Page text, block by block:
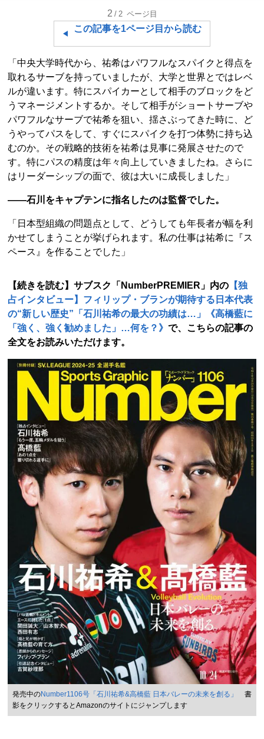
2 /2 ページ目
この記事を1ページ目から読む
「中央大学時代から、祐希はパワフルなスパイクと得点を
取れるサーブを持っていましたが、大学と世界とではレベ
ルが違います。特にスパイカーとして相手のブロックをど
うマネージメントするか。そして相手がショートサーブや
パワフルなサーブで祐希を狙い、揺さぶってきた時に、ど
うやってパスをして、すぐにスパイクを打つ体勢に持ち込
むのか。その戦略的技術を祐希は見事に発展させたので
す。特にパスの精度は年々向上していきましたね。さらに
はリーダーシップの面で、彼は大いに成長しました」
――石川をキャプテンに指名したのは監督でした。
「日本型組織の問題点として、どうしても年長者が幅を利
かせてしまうことが挙げられます。私の仕事は祐希に『ス
ペース』を作ることでした」
【続きを読む】サブスク「NumberPREMIER」内の 【独
占インタビュー】フィリップ・ブランが期待する日本代表
の“新しい歴史”「石川祐希の最大の功績は…」《高橋藍に
「強く、強く勧めました」…何を？》 で、こちらの記事の
全文をお読みいただけます。
発売中のNumber1106号「石川祐希&高橋藍 日本バレーの未来を創る」
書
影をクリックするとAmazonのサイトにジャンプします